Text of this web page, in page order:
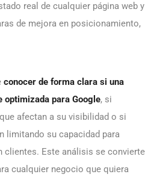
real de cualquier página web y
de mejora en posicionamiento,
conocer de forma clara si una
para Google, si
afectan a su visibilidad o si
limitando su capacidad para
clientes. Este análisis se convierte
cualquier negocio que quiera